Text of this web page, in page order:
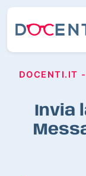
DOCENTI.IT
Invia